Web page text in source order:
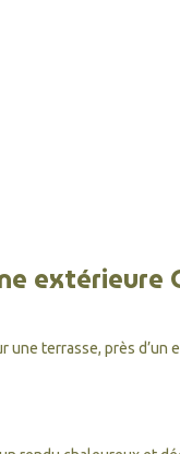
extérieure
terrasse, près d’un